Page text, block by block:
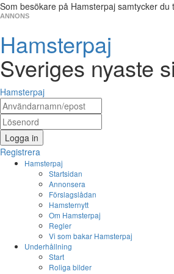
Som besökare på Hamsterpaj samtycker du
ANNONS
Hamsterpaj
Sveriges nyaste
Hamsterpaj
Logga in
Registrera
Hamsterpaj
Startsidan
Annonsera
Förslagslådan
Hamsternytt
Om Hamsterpaj
Regler
Vi som bakar Hamsterpaj
Underhållning
Start
Roliga bilder